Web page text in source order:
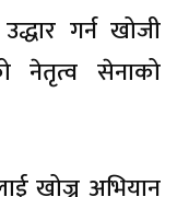
गर्न खोजी
नेतृत्व सेनाको